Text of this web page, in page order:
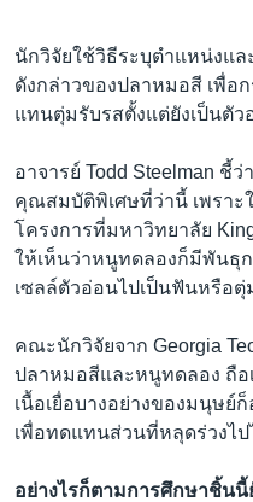
นักวิจัยใช้วิธีระบุตำแหน่งแล
ดังกล่าวของปลาหมอสี เพื่อ
แทนตุ่มรับรสตั้งแต่ยังเป็นตัว
อาจารย์ Todd Steelman ชี้
คุณสมบัติพิเศษที่ว่านี้ เพราะ
โครงการที่มหาวิทยาลัย
ให้เห็นว่าหนูทดลองก็มีพันธุ
เซลล์ตัวอ่อนไปเป็นฟันหรือตุ่
คณะนักวิจัยจาก Georgia
ปลาหมอสีและหนูทดลอง ถื
เนื้อเยื่อบางอย่างของมนุษ
เพื่อทดแทนส่วนที่หลุดร่วงไป
อย่างไรก็ตามการศึกษาชิ้นนี้